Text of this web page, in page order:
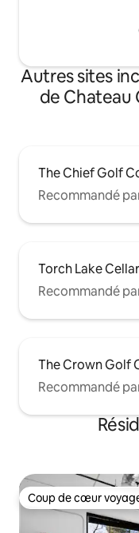
Autres sites
de Chateau
The Chief Golf
Recommandé
Torch Lake
Recommandé
The Crown Golf
Recommandé
Coup de cœur
Coup de cœur